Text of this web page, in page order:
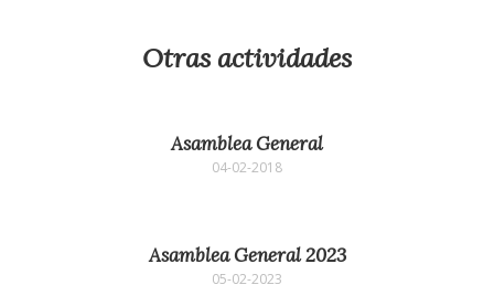
Otras actividades
Asamblea General
04-02-2018
Asamblea General 2023
05-02-2023